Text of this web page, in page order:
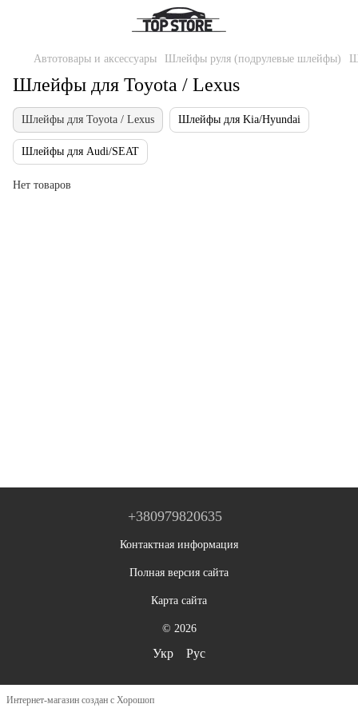
Автотовары и аксессуары Шлейфы руля (подрулевые шлейфы)
Шлейфы для Toyota / Lexus
Шлейфы для Toyota / Lexus Шлейфы для Kia/Hyundai
Шлейфы для Audi/SEAT
Нет товаров
+380979820635
Контактная информация
Полная версия сайта
Карта сайта
© 2026
Укр Рус
Интернет-магазин создан с Хорошоп